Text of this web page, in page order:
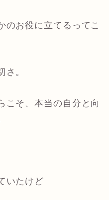
のお役に立てるってこ
さ。
こそ、本当の自分と向
いたけど